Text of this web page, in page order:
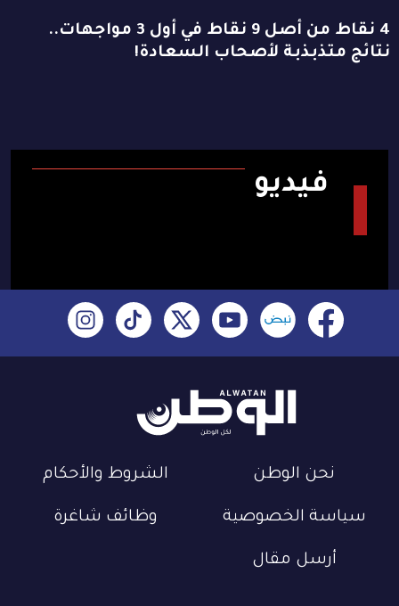
4 نقاط من أصل 9 نقاط في أول 3 مواجهات..
نتائج متذبذبة لأصحاب السعادة!
فيديو
نحن الوطن الشروط والأحكام
سياسة الخصوصية وظائف شاغرة
أرسل مقال